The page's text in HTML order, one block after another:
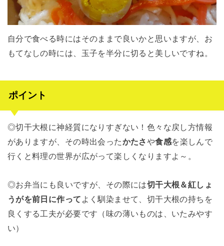
自分で食べる時にはそのままで良いかと思いますが、お
もてなしの時には、玉子を半分に切ると美しいですね。
ポイント
◎切干大根に神経質になりすぎない！色々な戻し方情報
がありますが、その時出会ったかたさや食感を楽しんで
行くと料理の世界が広がって楽しくなりますよ～。
◎お弁当にも良いですが、その際には切干大根＆紅しょ
うがを前日に作って よく馴染ませて、切干大根の持ちを
良くする工夫が必要です（味の薄いものは、いたみやす
い）